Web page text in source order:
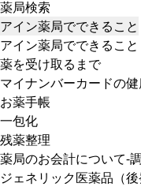
薬局検索
アイン薬局でできること
アイン薬局でできるこ
薬を受け取るまで
マイナンバーカードの
お薬手帳
一包化
残薬整理
薬局のお会計について-
ジェネリック医薬品（